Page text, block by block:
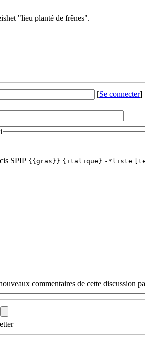
"lieu planté de frênes".
[Se connecter]
SPIP {{gras}} {italique} -*liste
commentaires de cette discussion